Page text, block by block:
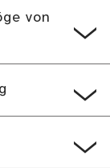
von